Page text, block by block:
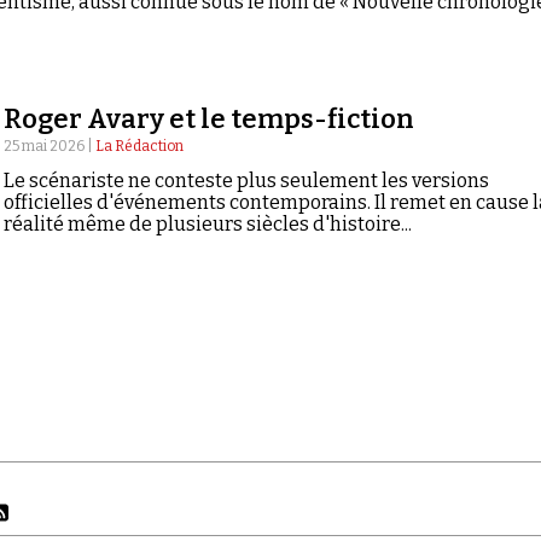
Roger Avary et le temps-fiction
25 mai 2026 | La Rédaction
Le scénariste ne conteste plus seulement les versions
officielles d'événements contemporains. Il remet en cause
réalité même de plusieurs siècles d'histoire...